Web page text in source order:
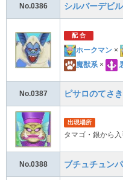
No.0386 シルバーデビル
配 合
ホークマン ×
魔獣系 ×
No.0387 ピサロのてさき
出現場所
タマゴ・銀から入
No.0388 ブチュチュンパ